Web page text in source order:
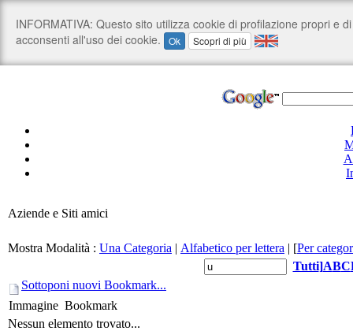
Aziende e Siti amici
Mostra Modalità : Una Categoria | Alfabetico per lettera | [Per
Tutti]ABC
Sottoponi nuovi Bookmark...
Immagine Bookmark
Nessun elemento trovato...